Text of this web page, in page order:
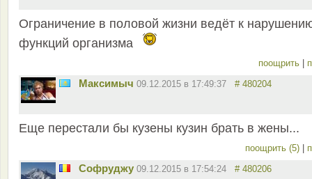
Ограничение в половой жизни ведёт к
функций организма
поощрить
Максимыч 09.12.2015 в 17:49:37 # 480204
Еще перестали бы кузены кузин брать в жены...
поощрить (5)
Софруджу 09.12.2015 в 17:54:24 # 480206